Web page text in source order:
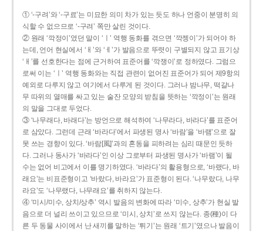
① ‘-구려’와 ‘-구료’는 미묘한 의미 차가 있는 듯도 하나 언중이 분명히 의
식할 수 없으므로 ‘-구려’ 쪽만 살린 것이다.
② 원래 ‘깍정이’였던 말이 ‘ㅣ’ 역행 동화를 겪으면 ‘깍젱이’가 되어야 하
는데, 언어 현실에서 ‘ㅐ’와 ‘ㅔ’가 발음으로 뚜렷이 구별되지 않고 표기상
‘ㅐ’를 선호한다는 점에 근거하여 표준어를 ‘깍쟁이’로 정하였다. 그럼으
로써 이는 ‘ㅣ’ 역행 동화와는 직접 관련이 없어진 표준어가 되어 제9항의
예외로 다루지 않고 여기에서 다루게 된 것이다. 그러나 밤나무, 떡갈나
무 따위의 열매를 싸고 있는 술잔 모양의 받침을 뜻하는 ‘깍정이’는 원래
의 말을 그대로 두었다.
③ ‘나무래다, 바래다’는 방언으로 해석하여 ‘나무라다, 바라다’를 표준어
로 삼았다. 그런데 근래 ‘바라다’에서 파생된 명사 ‘바람’을 ‘바램’으로 잘
못 쓰는 경향이 있다. ‘바람[風]’과의 혼동을 피하려는 심리 때문인 듯하
다. 그러나 동사가 ‘바라다’인 이상 그로부터 파생된 명사가 ‘바램’이 될
수는 없어 비고에서 이를 명기하였다. ‘바라다’의 활용형으로, ‘바랬다, 바
래요’는 비표준형이고 ‘바랐다, 바라요’가 표준형이 된다. ‘나무랐다, 나무
라요’도 ‘나무랬다, 나무래요’를 취하지 않는다.
④ ‘미시/미수, 상치/상추’ 역시 발음의 변화에 따라 ‘미수, 상추’가 현실 발
음으로 더 널리 쓰이고 있으므로 ‘미시, 상치’로 쓰지 않는다. 종(種)이 다
른 두 동물 사이에서 난 새끼를 말하는 ‘튀기’는 원래 ‘트기’였으나 발음이